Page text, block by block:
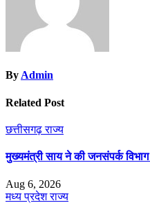
ByAdmin
Related Post
छत्तीसगढ़राज्य
मुख्यमंत्री साय ने की जनसंपर्क
Aug 6, 2026
मध्य प्रदेशराज्य